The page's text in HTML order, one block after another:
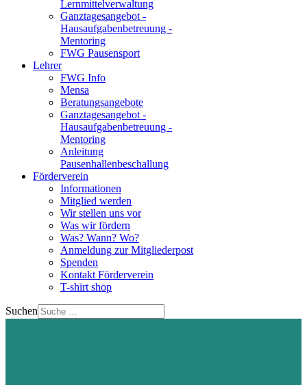
Lernmittelverwaltung
Ganztagesangebot -
Hausaufgabenbetreuung -
Mentoring
FWG Pausensport
Lehrer
FWG Info
Mensa
Beratungsangebote
Ganztagesangebot -
Hausaufgabenbetreuung -
Mentoring
Anleitung
Pausenhallenbeschallung
Förderverein
Informationen
Mitglied werden
Wir stellen uns vor
Was wir fördern
Was? Wann? Wo?
Anmeldung zur Mitgliederpost
Spenden
Kontakt Förderverein
T-shirt shop
Suchen